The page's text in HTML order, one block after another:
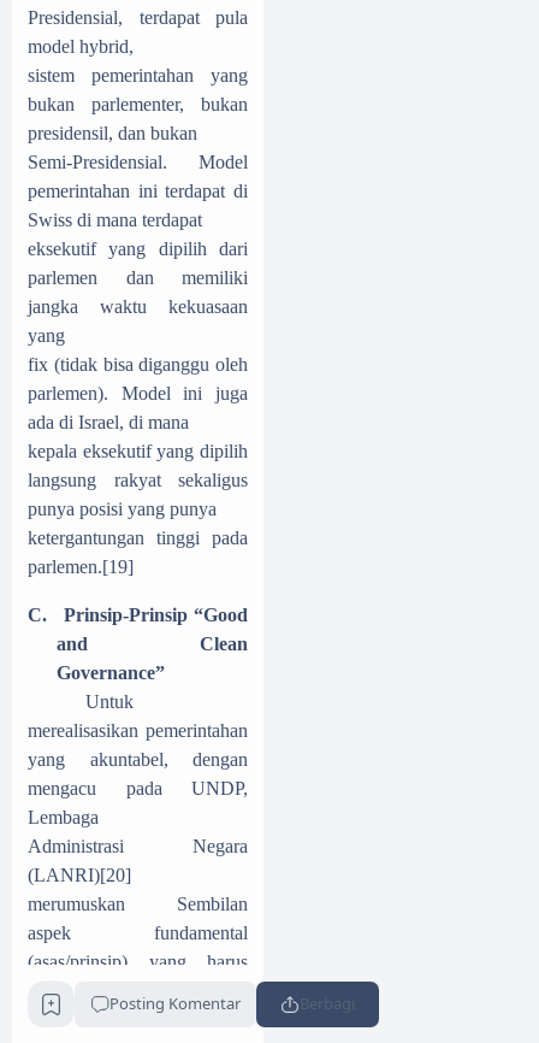
Presidensial, terdapat pula
model hybrid,
sistem pemerintahan yang
bukan parlementer, bukan
presidensil, dan bukan
Semi-Presidensial. Model
pemerintahan ini terdapat di
Swiss di mana terdapat
eksekutif yang dipilih dari
parlemen dan memiliki
jangka waktu kekuasaan
yang
fix (tidak bisa diganggu oleh
parlemen). Model ini juga
ada di Israel, di mana
kepala eksekutif yang dipilih
langsung rakyat sekaligus
punya posisi yang punya
ketergantungan tinggi pada
parlemen.[19]
C.
Prinsip-Prinsip “Good
and Clean
Governance”
Untuk
merealisasikan pemerintahan
yang akuntabel, dengan
mengacu pada UNDP,
Lembaga
Administrasi Negara
(LANRI)[20]
merumuskan Sembilan
aspek fundamental
(asas/prinsip) yang harus
diperhatikan,
yaitu
Posting Komentar Berbagi